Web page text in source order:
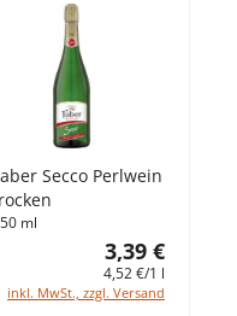
Secco Perlwein
ml
3,39 €
4,52 €/1 l
inkl. MwSt., zzgl. Versand